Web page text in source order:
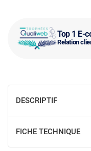
Top 1 E-
Relation
DESCRIPTIF
FICHE TECHNIQUE